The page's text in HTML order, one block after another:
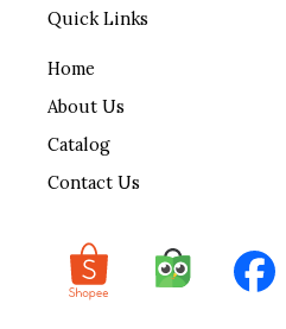
Quick Links
Home
About Us
Catalog
Contact Us